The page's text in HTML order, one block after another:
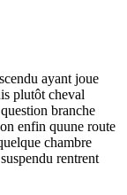
ayant joue
plutôt cheval
branche
enfin quune route
chambre
rentrent